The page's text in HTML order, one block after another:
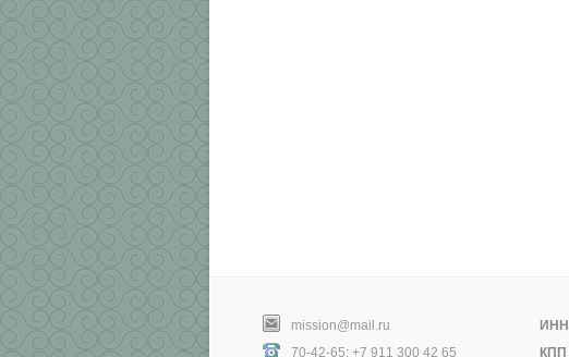
mission@mail.ru
70-42-65; +7 911 300 42 65
ИНН
КПП